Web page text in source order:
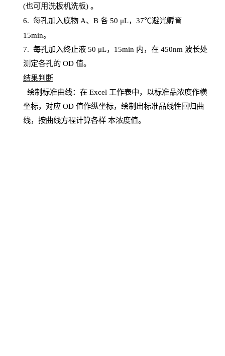
(也可用洗板机洗板) 。
6. 每孔加入底物A、B 各 50 μL，37℃避光孵育
15min。
7. 每孔加入终止液 50 μL， 15min 内，在450nm 波长处
测定各孔的 OD 值。
结果判断
绘制标准曲线：在 Excel 工作表中，以标准品浓度作横
坐标，对应OD 值作纵坐标，绘制出标准品线性回归曲
线，按曲线方程计算各样 本浓度值。